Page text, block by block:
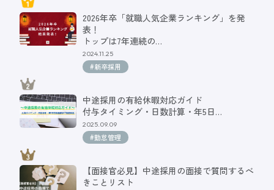
2026年卒「就職人気企業ランキング」を発
表！
トップは7年連続の…
2024.11.25
#新卒採用
中途採用の有給休暇対応ガイド
付与タイミング・日数計算・年5日…
2025.09.09
#勤怠管理
【面接官必見】中途採用の面接で質問するべ
きことリスト